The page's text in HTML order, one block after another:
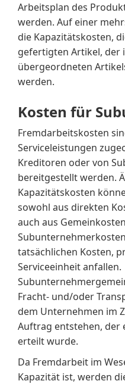
Arbeitsplan des
werden. Auf einer
die Kapazitätskosten,
gefertigten Artikel, der
übergeordneten
werden.
Kosten für
Fremdarbeitskosten
Serviceleistungen
Kreditoren oder von
bereitgestellt werden.
Kapazitätskosten
sowohl aus direkten
auch aus
tatsächlichen Kosten,
Serviceeinheit anfallen.
Fracht- und/oder
dem Unternehmen im
Auftrag entstehen, der
erteilt wurde.
Da Fremdarbeit im
Kapazität ist, werden